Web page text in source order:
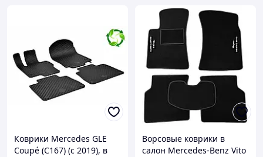
Коврики Mercedes GLE
Coupé (C167) (с 2019), в
Ворсовые коврики в
салон Mercedes-Benz Vito